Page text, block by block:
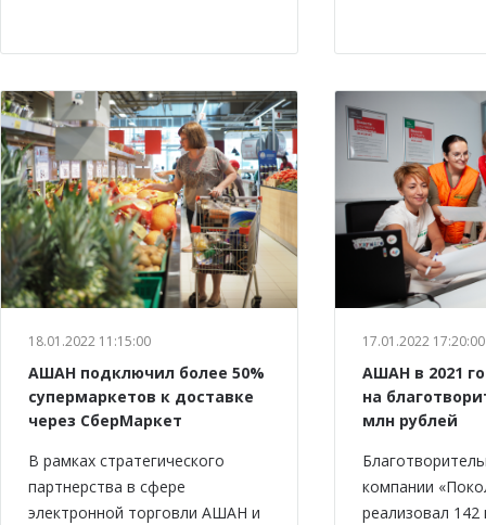
18.01.2022 11:15:00
АШАН подключил более 50%
супермаркетов к доставке
через СберМаркет
В рамках стратегического
партнерства в сфере
электронной торговли АШАН и
17.01.2022 17:20:00
АШАН в 2021
на
млн рублей
компании
реализовал 142